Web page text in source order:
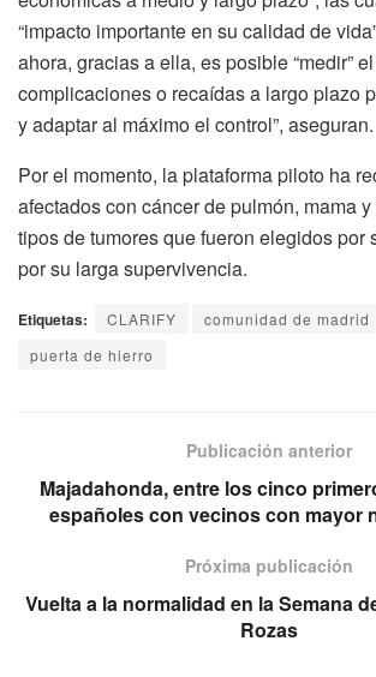
“impacto importante en su calidad de
ahora, gracias a ella, es posible “medir”
complicaciones o recaídas a largo plazo
y adaptar al máximo el control”, aseguran.
Por el momento, la plataforma piloto ha
afectados con cáncer de pulmón, mama
tipos de tumores que fueron elegidos por
por su larga supervivencia.
Etiquetas: CLARIFY comunidad de madrid
puerta de hierro
Publicación anterior
Majadahonda, entre los cinco
españoles con vecinos con mayor
Próxima publicación
Vuelta a la normalidad en la Semana
Rozas